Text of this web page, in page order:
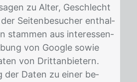
zu Al­ter, Ge­schlecht
Sei­ten­be­su­cher ent­hal­
stam­men aus in­ter­es­sen­
von Goog­le so­wie
von Dritt­an­bie­tern.
der Da­ten zu ei­ner be­